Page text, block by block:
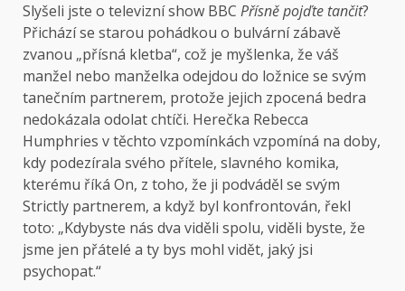
Slyšeli jste o televizní show BBC Přísně pojďte tančit?
Přichází se starou pohádkou o bulvární zábavě
zvanou „přísná kletba“, což je myšlenka, že váš
manžel nebo manželka odejdou do ložnice se svým
tanečním partnerem, protože jejich zpocená bedra
nedokázala odolat chtíči. Herečka Rebecca
Humphries v těchto vzpomínkách vzpomíná na doby,
kdy podezírala svého přítele, slavného komika,
kterému říká On, z toho, že ji podváděl se svým
Strictly partnerem, a když byl konfrontován, řekl
toto: „Kdybyste nás dva viděli spolu, viděli byste, že
jsme jen přátelé a ty bys mohl vidět, jaký jsi
psychopat.“